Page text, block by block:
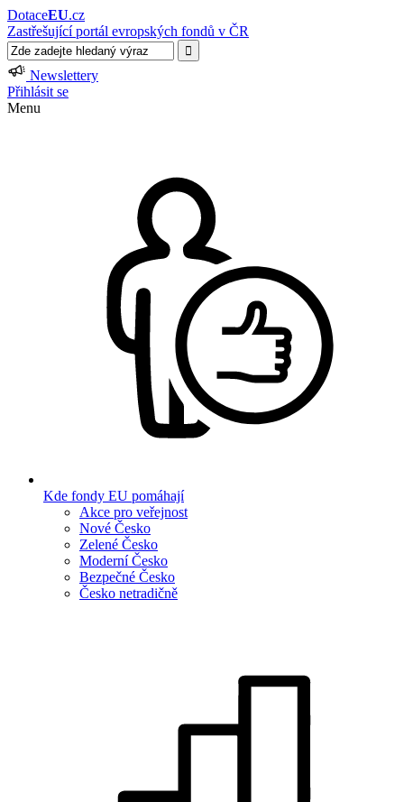
DotaceEU.cz
Zastřešující portál evropských fondů v ČR
Newslettery
Přihlásit se
Menu
Kde fondy EU pomáhají
Akce pro veřejnost
Nové Česko
Zelené Česko
Moderní Česko
Bezpečné Česko
Česko netradičně